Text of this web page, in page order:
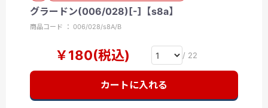
グラードン(006/028)[-]【s8a】
商品コード ： 006/028/s8A/B
￥180(税込) / 22
カートに入れる